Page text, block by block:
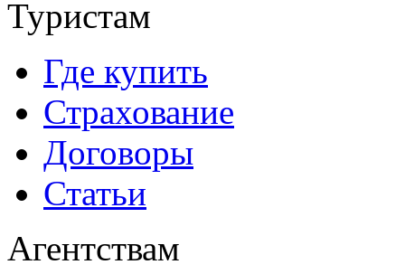
Туристам
Где купить
Страхование
Договоры
Статьи
Агентствам